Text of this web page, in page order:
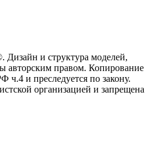
и структура моделей,
авторским правом. Копирование
ч.4 и преследуется по закону.
организацией и запрещена